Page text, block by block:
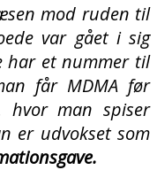
mod ruden til
var gået i sig
har et nummer til
får MDMA før
man spiser
er udvokset som